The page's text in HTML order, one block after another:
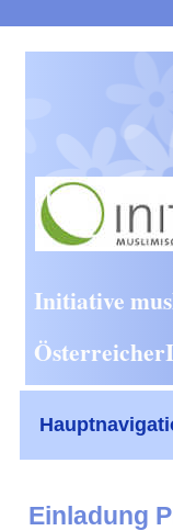
Initiative
Einladung